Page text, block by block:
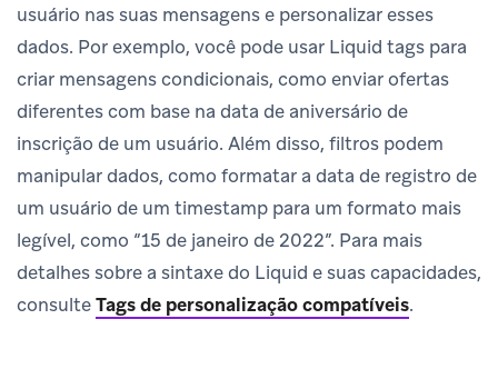
usuário nas suas mensagens e personalizar esses
dados. Por exemplo, você pode usar Liquid tags para
criar mensagens condicionais, como enviar ofertas
diferentes com base na data de aniversário de
inscrição de um usuário. Além disso, filtros podem
manipular dados, como formatar a data de registro de
um usuário de um timestamp para um formato mais
legível, como “15 de janeiro de 2022”. Para mais
detalhes sobre a sintaxe do Liquid e suas capacidades,
consulteTags de personalização compatíveis.